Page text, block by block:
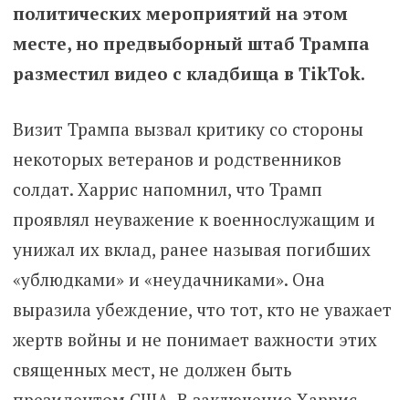
политических мероприятий на этом
месте, но предвыборный штаб Трампа
разместил видео с кладбища в TikTok.
Визит Трампа вызвал критику со стороны
некоторых ветеранов и родственников
солдат. Харрис напомнил, что Трамп
проявлял неуважение к военнослужащим и
унижал их вклад, ранее называя погибших
«ублюдками» и «неудачниками». Она
выразила убеждение, что тот, кто не уважает
жертв войны и не понимает важности этих
священных мест, не должен быть